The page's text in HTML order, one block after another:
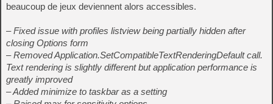
beaucoup de jeux deviennent alors accessibles.
– Fixed issue with profiles listview being partially hidden after
closing Options form
– Removed Application.SetCompatibleTextRenderingDefault call.
Text rendering is slightly different but application performance is
greatly improved
– Added minimize to taskbar as a setting